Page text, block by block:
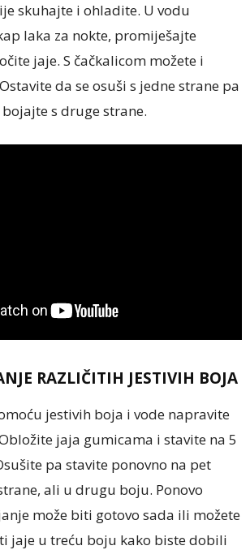
skuhajte i ohladite. U vodu
laka za nokte, promiješajte
jaje. S čačkalicom možete i
da se osuši s jedne strane pa
s druge strane.
RAZLIČITIH JESTIVIH BOJA
jestivih boja i vode napravite
jaja gumicama i stavite na 5
pa stavite ponovno na pet
ali u drugu boju. Ponovo
može biti gotovo sada ili možete
jaje u treću boju kako biste dobili